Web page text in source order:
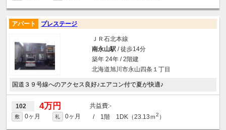
アパート プレステージ
ＪＲ石北本線
南永山駅/ 徒歩14分
築年 24年 / 2階建
北海道旭川市永山四条１丁目
国道３９号線へのアクセス良好♪エアコン付で夏が快適♪
102 4万円 -
敷 0ヶ月 礼 0ヶ月 / 1階 1DK（23.13ｍ2 ）